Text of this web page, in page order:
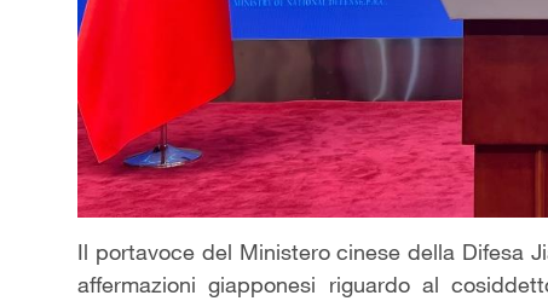
Il portavoce del Ministero cinese della Difesa
affermazioni giapponesi riguardo al